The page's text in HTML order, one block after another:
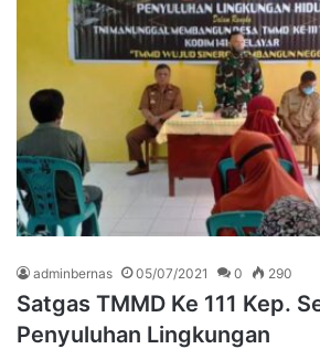
adminbernas 05/07/2021 0 290
Satgas TMMD Ke 111 Kep.
Penyuluhan Lingkungan